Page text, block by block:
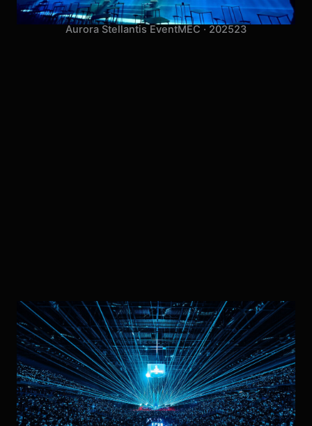
Aurora Stellantis EventMEC · 202523